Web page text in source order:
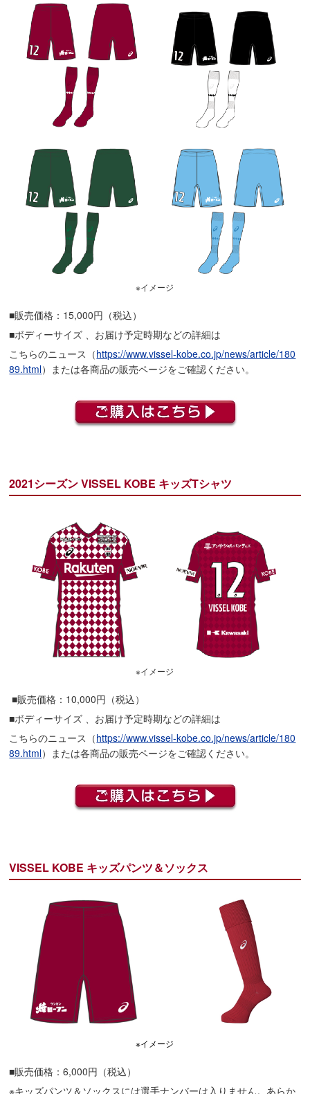
※イメージ
■販売価格：15,000円（税込）
■ボディーサイズ 、お届け予定時期などの詳細は
こちらのニュース（https://www.vissel-kobe.co.jp/news/article/180
89.html）または各商品の販売ページをご確認ください。
2021シーズン VISSEL KOBE キッズTシャツ
※イメージ
■販売価格：10,000円（税込）
■ボディーサイズ 、お届け予定時期などの詳細は
こちらのニュース（https://www.vissel-kobe.co.jp/news/article/180
89.html）または各商品の販売ページをご確認ください。
VISSEL KOBE キッズパンツ＆ソックス
※イメージ
■販売価格：6,000円（税込）
※キッズパンツ＆ソックスには選手ナンバーは入りません。あらか